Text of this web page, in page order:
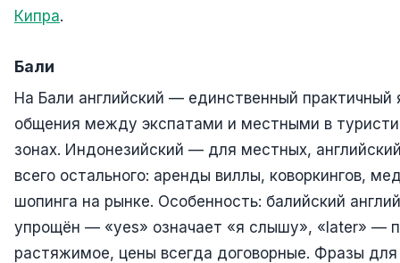
Кипра.
Бали
На Бали английский — единственный практичный
общения между экспатами и местными в
зонах. Индонезийский — для местных,
всего остального: аренды виллы, коворкингов,
шопинга на рынке. Особенность: балийский
упрощён — «yes» означает «я слышу», «later» —
растяжимое, цены всегда договорные. Фразы